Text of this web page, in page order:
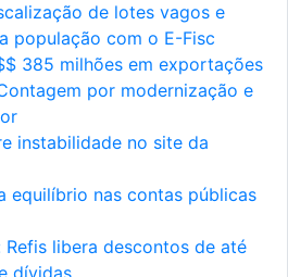
de lotes vagos e
população com o E-Fisc
385 milhões em exportações
por modernização e
instabilidade no site da
equilíbrio nas contas públicas
libera descontos de até